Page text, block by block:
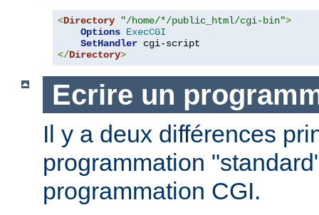
<Directory "/home/*/public_html/cgi-bin">
Options ExecCGI
SetHandler
</Directory>
Ecrire un
Il y a deux différences
programmation
programmation CGI.